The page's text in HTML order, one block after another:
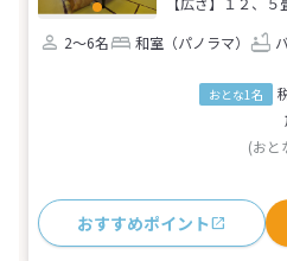
2～6名
和室（パノラマ）
おとな1名
(おと
おすすめポイント